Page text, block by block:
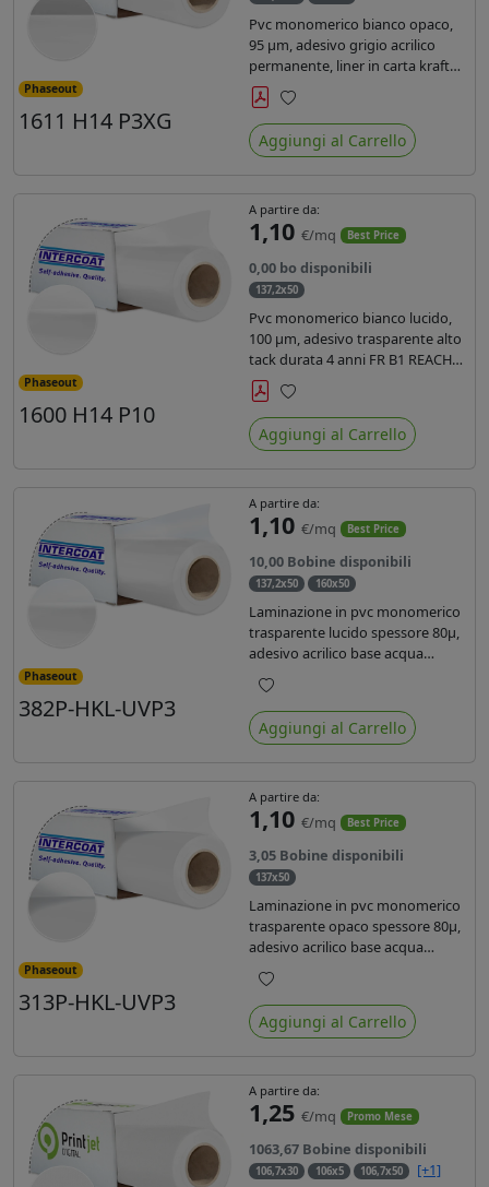
Phaseout
1611 H14 P3XG
Pvc monomerico bianco opaco,
95 µm, adesivo grigio acrilico
permanente, liner in carta kraft
siliconata 135gr/mq. Durata 3
anni, certificato FR B1, conforme
al REACH, stampa con ink
solvente, ecosolvente, uv e latex (
Preferiti
Aggiungi al Carrello
Phaseout
1600 H14 P10
A partire da:
1,10 €/mq Best Price
0,00 bo disponibili
137,2x50
Pvc monomerico bianco lucido,
100 µm, adesivo trasparente alto
tack durata 4 anni FR B1 REACH
per stampa solvente ecosolvente
uv latex, Liner in carta KRAFT
monosiliconata 135gr. brand
Intercoat.
Preferiti
Aggiungi al Carrello
Phaseout
382P-HKL-UVP3
A partire da:
1,10 €/mq Best Price
10,00 Bobine disponibili
137,2x50 160x50
Laminazione in pvc monomerico
trasparente lucido spessore 80µ,
adesivo acrilico base acqua
permanente, liner in carta
glassine siliconata da 72 gr. Durata
3 anni, ideale per laminare stampe
con ink solvente, eco-solvente e
Preferiti
Aggiungi al Carrello
Phaseout
313P-HKL-UVP3
A partire da:
1,10 €/mq Best Price
3,05 Bobine disponibili
137x50
Laminazione in pvc monomerico
trasparente opaco spessore 80µ,
adesivo acrilico base acqua
permanente specifico per ink uv,
liner in carta kraft da 90gr. Durata
3 anni, dotata di filtro uv, idonea
per stampe con inchiostro
Preferiti
Aggiungi al Carrello
A partire da:
1,25 €/mq Promo Mese
1063,67 Bobine disponibili
106,7x30 106x5 106,7x50
[+1]